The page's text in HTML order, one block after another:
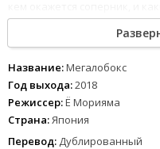
Он должен доказать всем,
Название:Мегалобокс
Год выхода:2018
Режиссер:Ё Морияма
Страна:Япония
Перевод: Дублированный